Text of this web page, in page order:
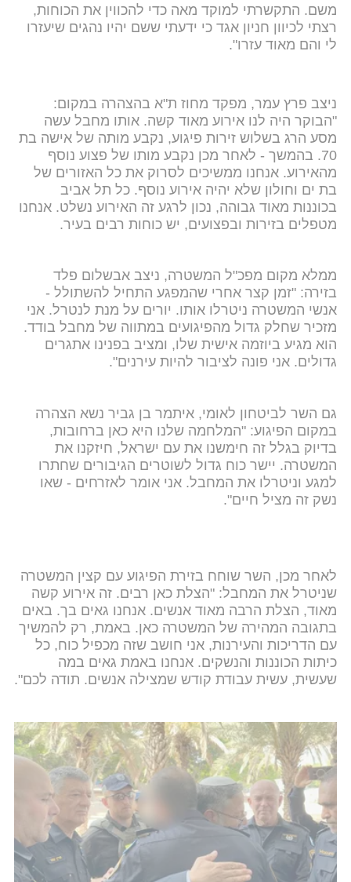
משם. התקשרתי למוקד מאה כדי להכווין את הכוחות,
רצתי לכיוון חניון אגד כי ידעתי ששם יהיו נהגים שיעזרו
לי והם מאוד עזרו".
ניצב פרץ עמר, מפקד מחוז ת"א בהצהרה במקום:
"הבוקר היה לנו אירוע מאוד קשה. אותו מחבל עשה
מסע הרג בשלוש זירות פיגוע, נקבע מותה של אישה בת
70. בהמשך - לאחר מכן נקבע מותו של פצוע נוסף
מהאירוע. אנחנו ממשיכים לסרוק את כל האזורים של
בת ים וחולון שלא יהיה אירוע נוסף. כל תל אביב
בכוננות מאוד גבוהה, נכון לרגע זה האירוע נשלט. אנחנו
מטפלים בזירות ובפצועים, יש כוחות רבים בעיר.
ממלא מקום מפכ"ל המשטרה, ניצב אבשלום פלד
בזירה: "זמן קצר אחרי שהמפגע התחיל להשתולל -
אנשי המשטרה ניטרלו אותו. יורים על מנת לנטרל. אני
מזכיר שחלק גדול מהפיגועים במתווה של מחבל בודד.
הוא מגיע ביוזמה אישית שלו, ומציב בפנינו אתגרים
גדולים. אני פונה לציבור להיות עירנים".
גם השר לביטחון לאומי, איתמר בן גביר נשא הצהרה
במקום הפיגוע: "המלחמה שלנו היא כאן ברחובות,
בדיוק בגלל זה חימשנו את עם ישראל, חיזקנו את
המשטרה. יישר כוח גדול לשוטרים הגיבורים שחתרו
למגע וניטרלו את המחבל. אני אומר לאזרחים - שאו
נשק זה מציל חיים".
לאחר מכן, השר שוחח בזירת הפיגוע עם קצין המשטרה
שניטרל את המחבל: "הצלת כאן רבים. זה אירוע קשה
מאוד, הצלת הרבה מאוד אנשים. אנחנו גאים בך. באים
בתגובה המהירה של המשטרה כאן. באמת, רק להמשיך
עם הדריכות והעירנות, אני חושב שזה מכפיל כוח, כל
כיתות הכוננות והנשקים. אנחנו באמת גאים במה
שעשית, עשית עבודת קודש שמצילה אנשים. תודה לכם".